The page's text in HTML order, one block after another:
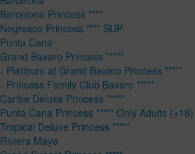
Barcelona Princess ****
Negresco Princess **** SUP
Punta Cana
Grand Bavaro Princess *****
- Platinum at Grand Bavaro Princess *****
- Princess Family Club Bavaro *****
Caribe Deluxe Princess *****
Punta Cana Princess ***** Only Adults (+18)
Tropical Deluxe Princess *****
Riviera Maya